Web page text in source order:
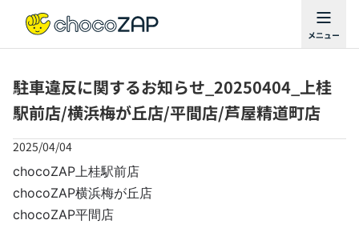
駐車違反に関するお知らせ_20250404_上桂
駅前店/横浜梅が丘店/平間店/芦屋精道町店
2025/04/04
chocoZAP上桂駅前店
chocoZAP横浜梅が丘店
chocoZAP平間店